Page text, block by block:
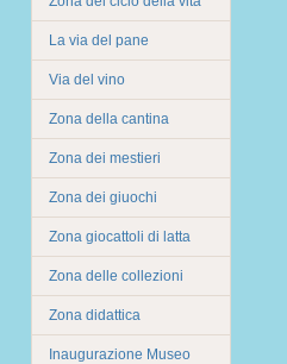
La via del pane
Via del vino
Zona della cantina
Zona dei mestieri
Zona dei giuochi
Zona giocattoli di latta
Zona delle collezioni
Zona didattica
Inaugurazione Museo